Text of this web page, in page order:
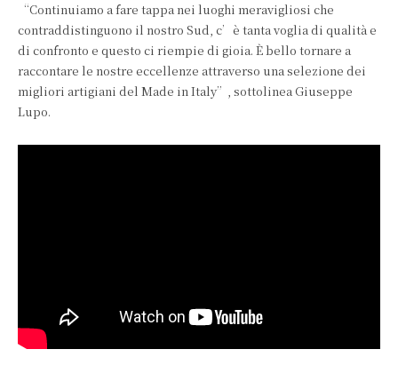
“Continuiamo a fare tappa nei luoghi meravigliosi che
contraddistinguono il nostro Sud, c’è tanta voglia di qualità e
di confronto e questo ci riempie di gioia. È bello tornare a
raccontare le nostre eccellenze attraverso una selezione dei
migliori artigiani del Made in Italy”, sottolinea Giuseppe
Lupo.